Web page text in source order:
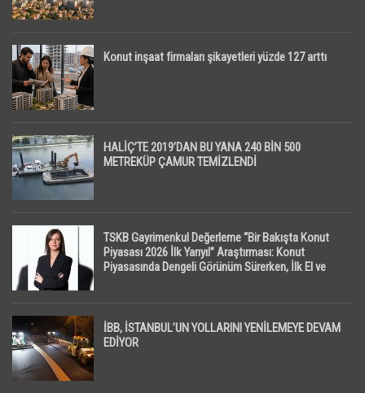
Konut inşaat firmaları şikayetleri yüzde 127 arttı
HALİÇ’TE 2019’DAN BU YANA 240 BİN 500
METREKÜP ÇAMUR TEMİZLENDİ
TSKB Gayrimenkul Değerleme “Bir Bakışta Konut
Piyasası 2026 İlk Yarıyıl” Araştırması: Konut
Piyasasında Dengeli Görünüm Sürerken, İlk El ve
İBB, İSTANBUL’UN YOLLARINI YENİLEMEYE DEVAM
EDİYOR